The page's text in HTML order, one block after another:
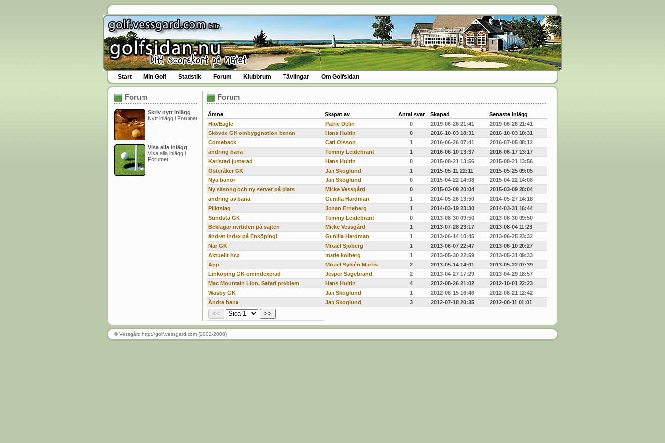
Start Min Golf Statistik Forum Klubbrum Tävlingar Om Golfsidan
Forum
Skriv nytt inlägg
Nytt inlägg i Forumet
Visa alla inlägg
Visa alla inlägg i
Forumet
Forum
Ämne Skapat av Antal svar Skapad
Senaste inlägg
Hio/Eagle
Patric Delin 0 2019-06-26 21:41
2019-06-26 21:41
Skövde GK ombyggnation banan
Hans Hultin 0 2016-10-03 18:31
2016-10-03 18:31
Comeback
Carl Olsson 1 2016-06-26 07:41
2016-07-05 08:12
ändring bana
Tommy Leidebrant 1 2016-06-10 13:37
2016-06-17 13:17
Karlstad justerad
Hans Hultin 0 2015-08-21 13:56
2015-08-21 13:56
Österåker GK
Jan Skoglund 1 2015-05-11 22:11
2015-05-25 09:05
Nya banor
Jan Skoglund 0 2015-04-22 14:08
2015-04-22 14:08
Ny säsong och ny server på plats
Micke Vessgård 0 2015-03-09 20:04
2015-03-09 20:04
ändring av bana
Gunilla Hardman 1 2014-05-26 13:50
2014-05-27 14:18
Pliktslag
Johan Erneberg 1 2014-03-19 23:30
2014-03-31 16:44
Sundsta GK
Tommy Leidebrant 0 2013-08-30 09:50
2013-08-30 09:50
Beklagar nertiden på sajten
Micke Vessgård 1 2013-07-28 23:17
2013-08-04 11:23
ändrat index på Enköping!
Gunilla Hardman 1 2013-06-14 10:45
2013-06-25 23:32
När GK
Mikael Sjöberg 1 2013-06-07 22:47
2013-06-10 20:27
Aktuellt hcp
marie kolberg 1 2013-05-30 22:59
2013-05-31 09:33
App
Mikael Sylvén Martis 2 2013-05-14 14:01
2013-05-22 07:39
Linköping GK omindexerad
Jesper Sagebrand 2 2013-04-27 17:29
2013-04-29 18:57
Mac Mountain Lion, Safari problem
Hans Hultin 4 2012-08-26 21:02
2012-10-01 22:23
Wäsby GK
Jan Skoglund 1 2012-08-15 16:46
2012-08-21 12:42
Ändra bana
Jan Skoglund 3 2012-07-18 20:35 2012-08-11 01:01
© Vessgård http://golf.vessgard.com (2002-2008)